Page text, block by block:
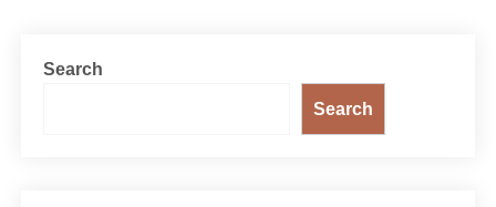
Search
Search